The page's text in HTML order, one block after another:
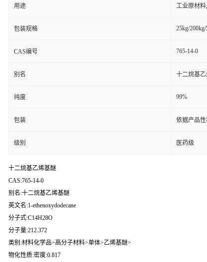
用途 工业原材
包装规格 25kg/
CAS编号 765-14-0
别名 十二烷基
纯度 99%
包装 依据产品
级别 医药级
十二烷基乙烯基醚
CAS:765-14-0
别名:十二烷基乙烯基醚
英文名:1-ethenoxydodecane
分子式:C14H28O
分子量:212.372
类别:材料化学品>高分子材料>单体>乙烯基醚>
物化性质:密度:0.817